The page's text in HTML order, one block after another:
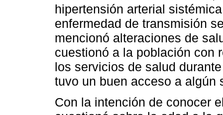
hipertensión arterial
enfermedad de transmisión
mencionó alteraciones de
cuestionó a la población con
los servicios de salud
tuvo un buen acceso a algún
Con la intención de conocer